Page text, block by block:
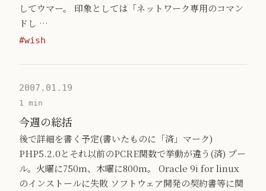
してウマー。 印象としては「ネットワーク専用のコマン
ドし …
#wish
2007.01.19
1 min
今週の総括
後で詳細を書く予定(書いたものに「済」マーク)
PHP5.2.0とそれ以前のPCRE関数で挙動が違う(済) プー
ル。火曜に750m、木曜に800m。 Oracle 9i for linux
のインストールに失敗 ソフトウェア開発の契約書等に関